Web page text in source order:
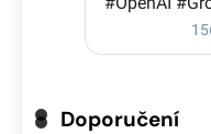
Doporučení